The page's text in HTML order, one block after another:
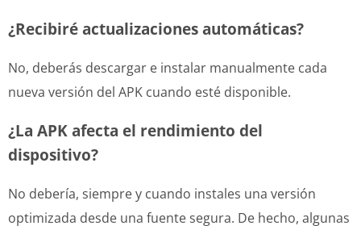
¿Recibiré actualizaciones automáticas?
No, deberás descargar e instalar manualmente cada
nueva versión del APK cuando esté disponible.
¿La APK afecta el rendimiento del
dispositivo?
No debería, siempre y cuando instales una versión
optimizada desde una fuente segura. De hecho, algunas